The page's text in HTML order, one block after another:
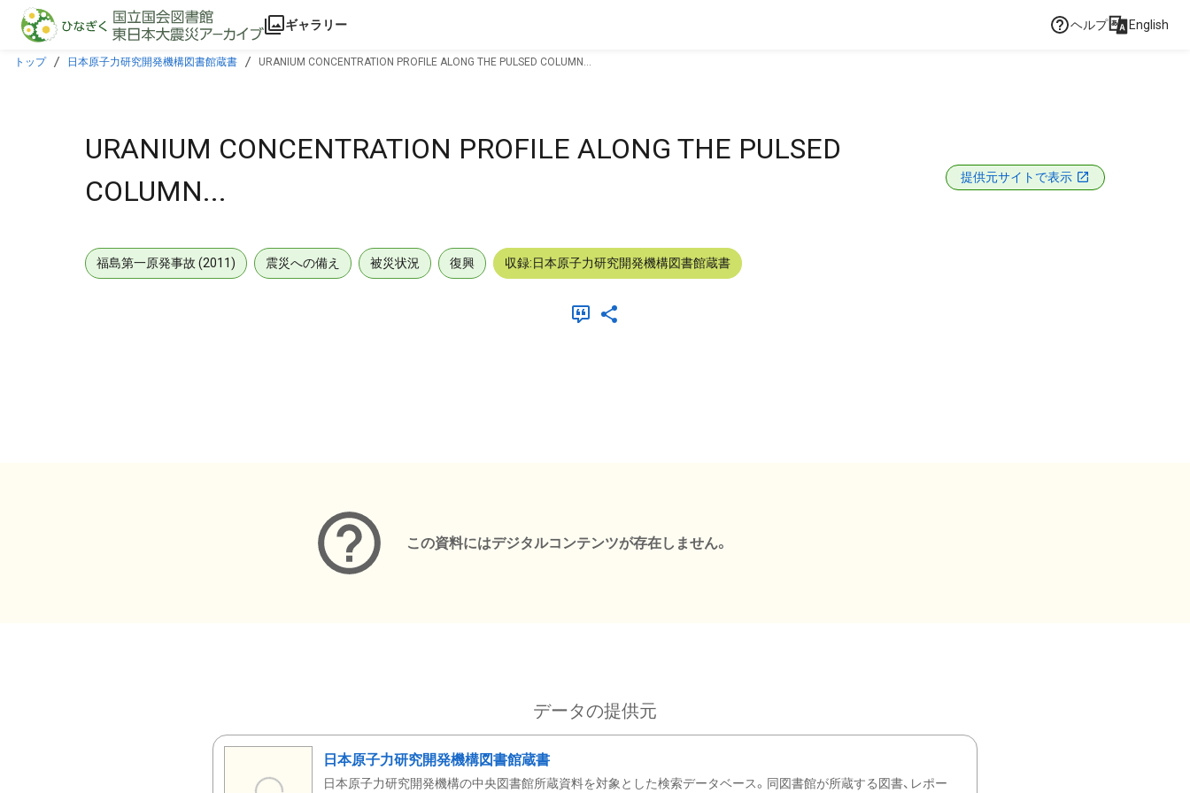
本文に飛ぶ
ギャラリー ヘルプ English
トップ 日本原子力研究開発機構図書館蔵書 URANIUM CONCENTRATION PROFILE ALONG THE PULSED COLUMN...
URANIUM CONCENTRATION PROFILE ALONG THE PULSED
COLUMN...
提供元サイトで表示
福島第一原発事故 (2011) 震災への備え 被災状況 復興 収録:日本原子力研究開発機構図書館蔵書
この資料にはデジタルコンテンツが存在しません。
データの提供元
日本原子力研究開発機構図書館蔵書
日本原子力研究開発機構の中央図書館所蔵資料を対象とした検索データベース。同図書館が所蔵する図書、レポー